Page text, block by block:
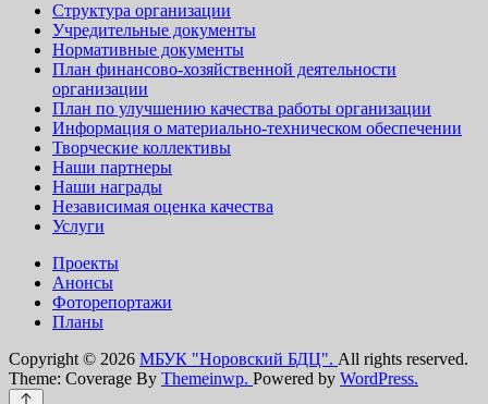
Структура организации
Учредительные документы
Нормативные документы
План финансово-хозяйственной деятельности
организации
План по улучшению качества работы организации
Информация о материально-техническом обеспечении
Творческие коллективы
Наши партнеры
Наши награды
Независимая оценка качества
Услуги
Проекты
Анонсы
Фоторепортажи
Планы
Copyright © 2026 МБУК "Норовский БДЦ". All rights reserved.
Theme: Coverage By Themeinwp. Powered by WordPress.